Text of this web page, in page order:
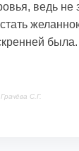
ведь не
была.
С.Г.